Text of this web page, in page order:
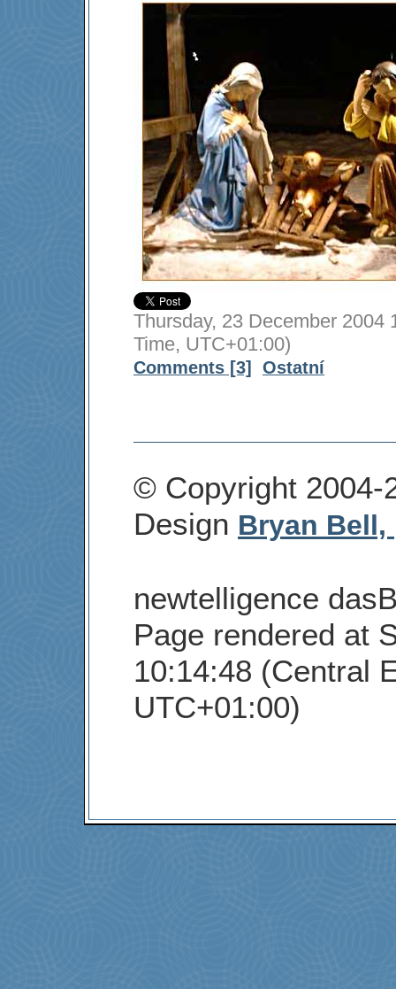
Thursday, 23 December 2004
Time, UTC+01:00)
Comments [3] Ostatní
© Copyright 2004-
Design Bryan Bell,
newtelligence
Page rendered at
10:14:48 (Central
UTC+01:00)